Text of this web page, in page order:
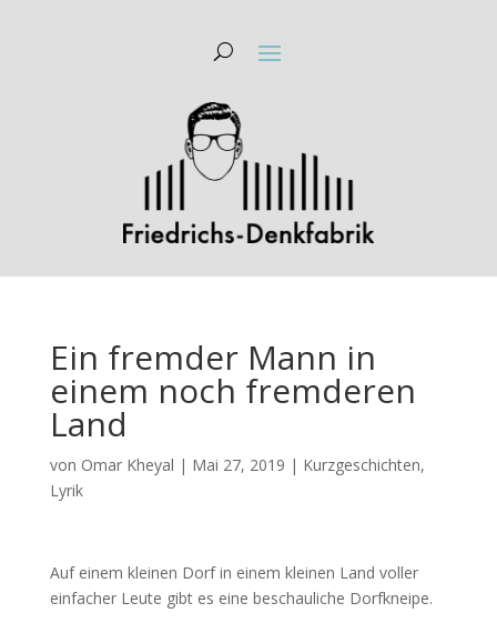
Ein fremder Mann in
einem noch fremderen
Land
von Omar Kheyal | Mai 27, 2019 | Kurzgeschichten,
Lyrik
Auf einem kleinen Dorf in einem kleinen Land voller
einfacher Leute gibt es eine beschauliche Dorfkneipe.